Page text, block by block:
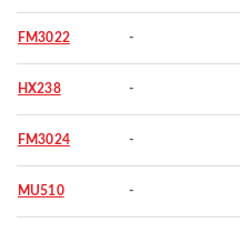
FM3022 -
HX238 -
FM3024 -
MU510 -